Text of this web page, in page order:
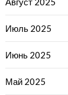
Июль 2025
Июнь 2025
Май 2025